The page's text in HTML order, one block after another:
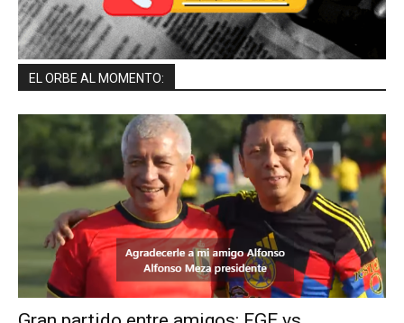
EL ORBE AL MOMENTO: